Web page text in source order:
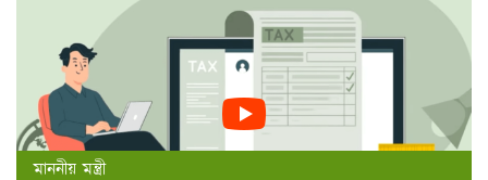
মাননীয় মন্ত্রী